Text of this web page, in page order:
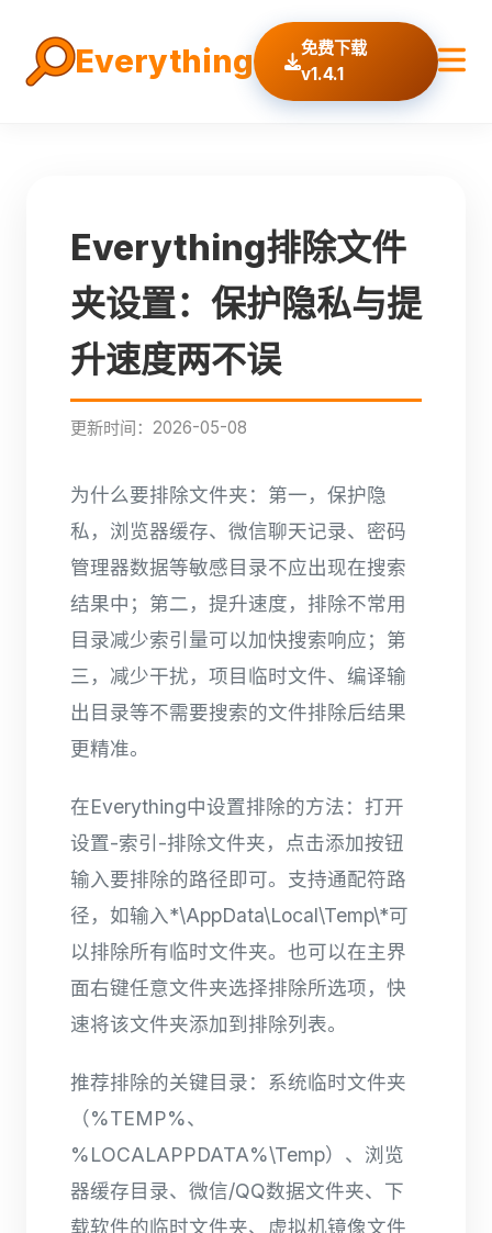
Everything
免费下载
v1.4.1
Everything排除文件
夹设置：保护隐私与提
升速度两不误
更新时间：2026-05-08
为什么要排除文件夹：第一，保护隐
私，浏览器缓存、微信聊天记录、密码
管理器数据等敏感目录不应出现在搜索
结果中；第二，提升速度，排除不常用
目录减少索引量可以加快搜索响应；第
三，减少干扰，项目临时文件、编译输
出目录等不需要搜索的文件排除后结果
更精准。
在Everything中设置排除的方法：打开
设置-索引-排除文件夹，点击添加按钮
输入要排除的路径即可。支持通配符路
径，如输入*\AppData\Local\Temp\*可
以排除所有临时文件夹。也可以在主界
面右键任意文件夹选择排除所选项，快
速将该文件夹添加到排除列表。
推荐排除的关键目录：系统临时文件夹
（%TEMP%、
%LOCALAPPDATA%\Temp）、浏览
器缓存目录、微信/QQ数据文件夹、下
载软件的临时文件夹、虚拟机镜像文件